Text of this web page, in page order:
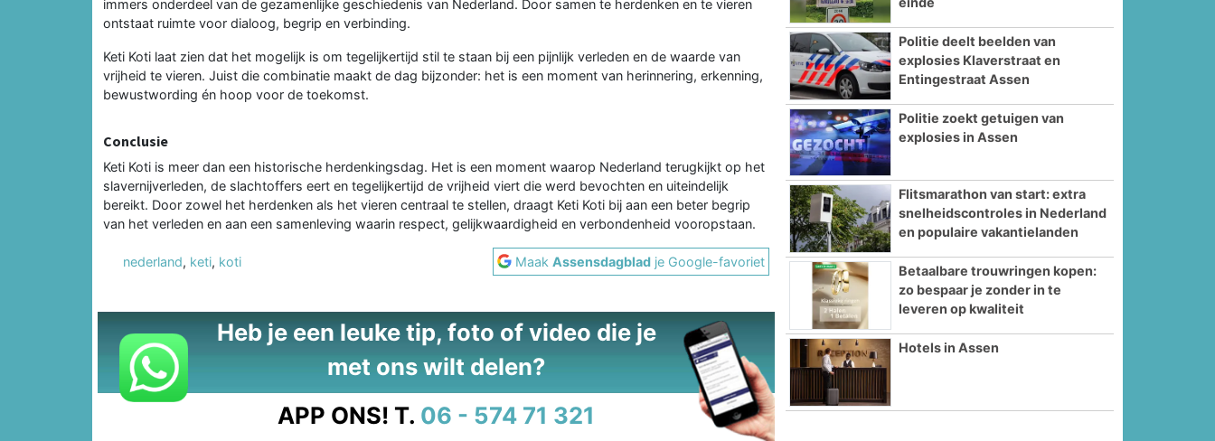
immers onderdeel van de gezamenlijke geschiedenis van Nederland. Door samen te herdenken en te vieren
ontstaat ruimte voor dialoog, begrip en verbinding.
Keti Koti laat zien dat het mogelijk is om tegelijkertijd stil te staan bij een pijnlijk verleden en de waarde van
vrijheid te vieren. Juist die combinatie maakt de dag bijzonder: het is een moment van herinnering, erkenning,
bewustwording én hoop voor de toekomst.
Conclusie
Keti Koti is meer dan een historische herdenkingsdag. Het is een moment waarop Nederland terugkijkt op het
slavernijverleden, de slachtoffers eert en tegelijkertijd de vrijheid viert die werd bevochten en uiteindelijk
bereikt. Door zowel het herdenken als het vieren centraal te stellen, draagt Keti Koti bij aan een beter begrip
van het verleden en aan een samenleving waarin respect, gelijkwaardigheid en verbondenheid vooropstaan.
nederland, keti, koti MaakAssensdagblad je Google-favoriet
Heb je een leuke tip, foto of video die je
met ons wilt delen?
APP ONS! T. 06 - 574 71 321
Politie deelt beelden van
explosies Klaverstraat en
Entingestraat Assen
Politie zoekt getuigen van
explosies in Assen
Flitsmarathon van start: extra
snelheidscontroles in Nederland
en populaire vakantielanden
Betaalbare trouwringen kopen:
zo bespaar je zonder in te
leveren op kwaliteit
Hotels in Assen